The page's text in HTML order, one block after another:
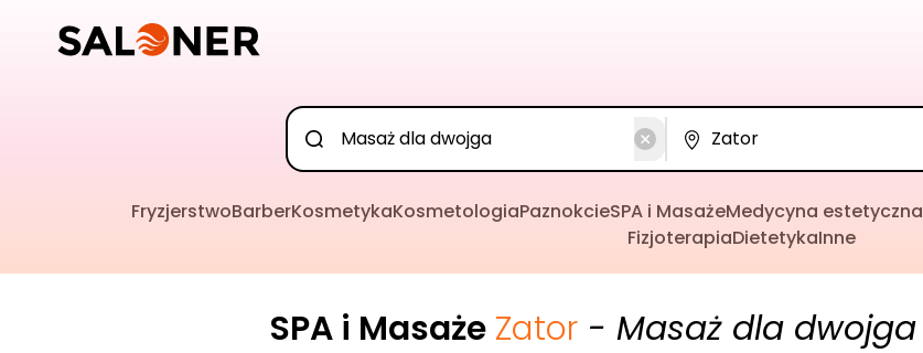
FryzjerstwoBarberKosmetykaKosmetologiaPaznokcieSPA i MasażeMedycyna estetyczna
FizjoterapiaDietetykaInne
SPA i Masaże Zator - Masaż dla dwojga